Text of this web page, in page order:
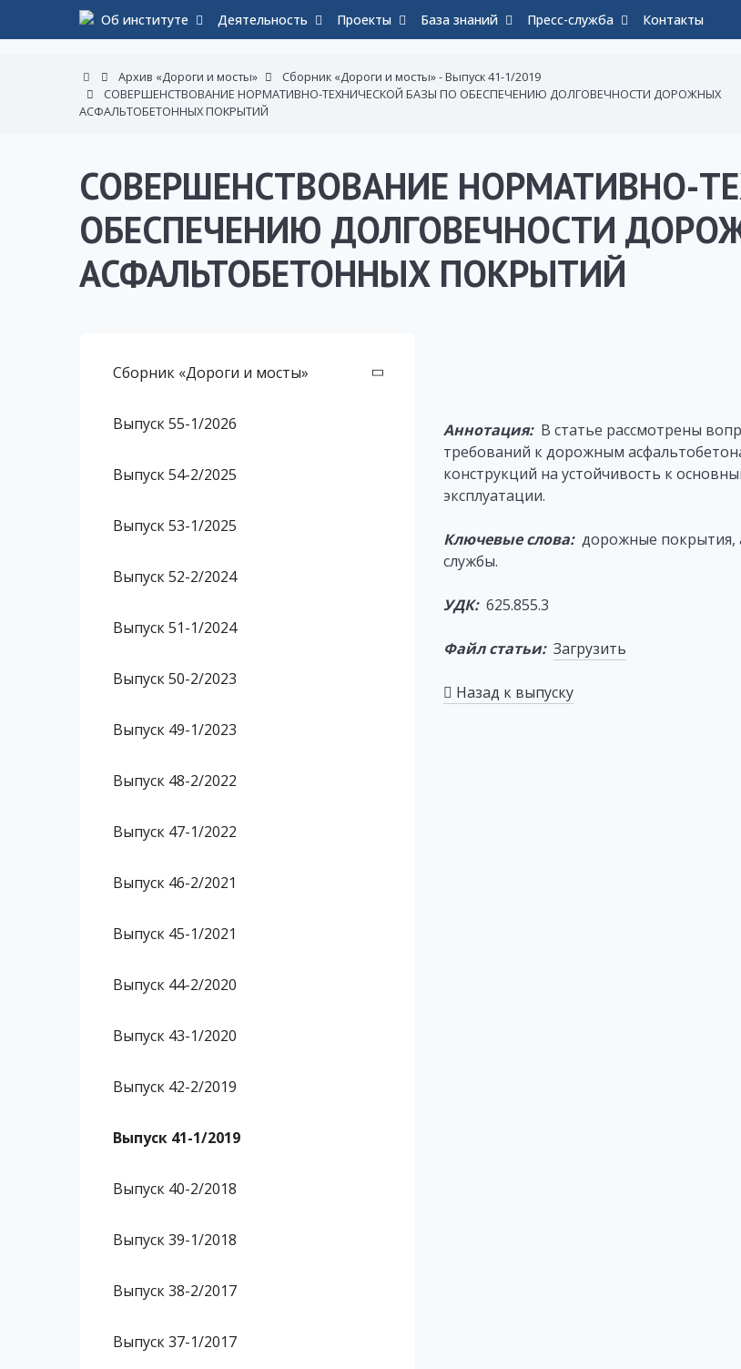
Об институте Деятельность Проекты База знаний Пресс-служба Контакты
Архив «Дороги и мосты»
Сборник «Дороги и мосты» - Выпуск 41-1/2019
СОВЕРШЕНСТВОВАНИЕ НОРМАТИВНО-ТЕХНИЧЕСКОЙ БАЗЫ ПО ОБЕСПЕЧЕНИЮ ДОЛГОВЕЧНОСТИ ДОРОЖНЫХ
АСФАЛЬТОБЕТОННЫХ ПОКРЫТИЙ
СОВЕРШЕНСТВОВАНИЕ НОРМАТИВНО-
ОБЕСПЕЧЕНИЮ ДОЛГОВЕЧНОСТИ
АСФАЛЬТОБЕТОННЫХ ПОКРЫТИЙ
Сборник «Дороги и мосты»
Выпуск 55-1/2026
Выпуск 54-2/2025
Выпуск 53-1/2025
Выпуск 52-2/2024
Выпуск 51-1/2024
Выпуск 50-2/2023
Выпуск 49-1/2023
Выпуск 48-2/2022
Выпуск 47-1/2022
Выпуск 46-2/2021
Выпуск 45-1/2021
Выпуск 44-2/2020
Выпуск 43-1/2020
Выпуск 42-2/2019
Выпуск 41-1/2019
Выпуск 40-2/2018
Выпуск 39-1/2018
Выпуск 38-2/2017
Выпуск 37-1/2017
Аннотация:В статье рассмотрены
требований к дорожным
конструкций на устойчивость к
эксплуатации.
Ключевые слова:дорожные покрытия,
службы.
УДК:625.855.3
Файл статьи: Загрузить
Назад к выпуску